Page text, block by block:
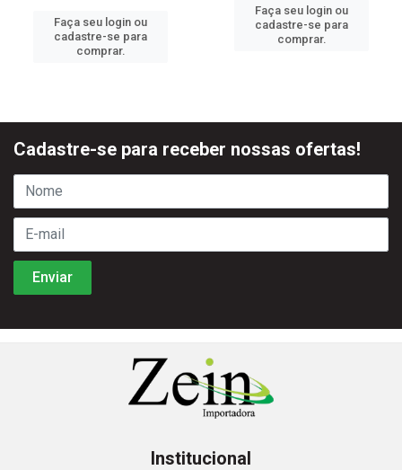
Faça seu login ou
cadastre-se para
comprar.
Faça seu login ou
cadastre-se para
comprar.
Cadastre-se para receber nossas ofertas!
Institucional